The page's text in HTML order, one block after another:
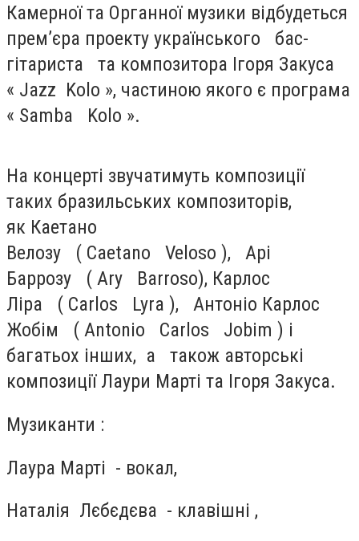
Камерної та Органної музики відбудеться
прем’єра проекту українського бас-
гітариста та композитора Ігоря Закуса
« Jazz Kolo », частиною якого є програма
« Samba Kolo ».
На концерті звучатимуть композиції
таких бразильських композиторів,
як Каетано
Велозу ( Caetano Veloso ), Арі
Баррозу ( Ary Barroso), Карлос
Ліра ( Carlos Lyra ), Антоніо Карлос
Жобім ( Antonio Carlos Jobim ) і
багатьох інших, а також авторські
композиції Лаури Марті та Ігоря Закуса.
Музиканти :
Лаура Марті - вокал,
Наталія Лєбєдєва - клавішні ,